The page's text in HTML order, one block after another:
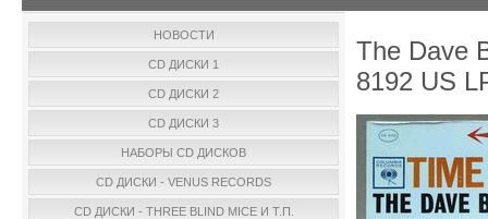
НОВОСТИ
CD ДИСКИ 1
CD ДИСКИ 2
CD ДИСКИ 3
НАБОРЫ CD ДИСКОВ
CD ДИСКИ - VENUS RECORDS
CD ДИСКИ - THREE BLIND MICE И Т.П.
The Dave
8192 US